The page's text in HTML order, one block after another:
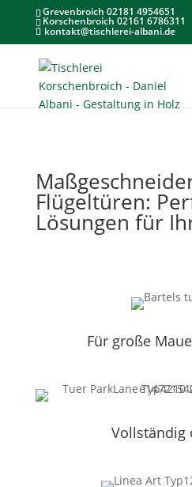
Grevenbroich 02181 4954651
Korschenbroich 02161 6786311
kontakt@tischlerei-albani.de
Flügeltüren:
Lösungen für
Für große
Vollständig